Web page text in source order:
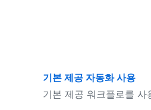
기본 제공 자동화 사용
기본 제공 워크플로를